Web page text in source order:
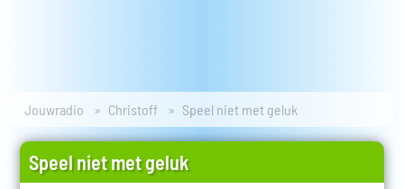
Jouwradio Christoff Speel niet met geluk
Speel niet met geluk